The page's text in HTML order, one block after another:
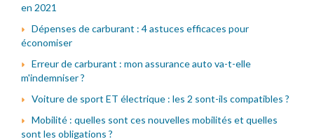
en 2021
Dépenses de carburant : 4 astuces efficaces pour
économiser
Erreur de carburant : mon assurance auto va-t-elle
m'indemniser ?
Voiture de sport ET électrique : les 2 sont-ils compatibles ?
Mobilité : quelles sont ces nouvelles mobilités et quelles
sont les obligations ?